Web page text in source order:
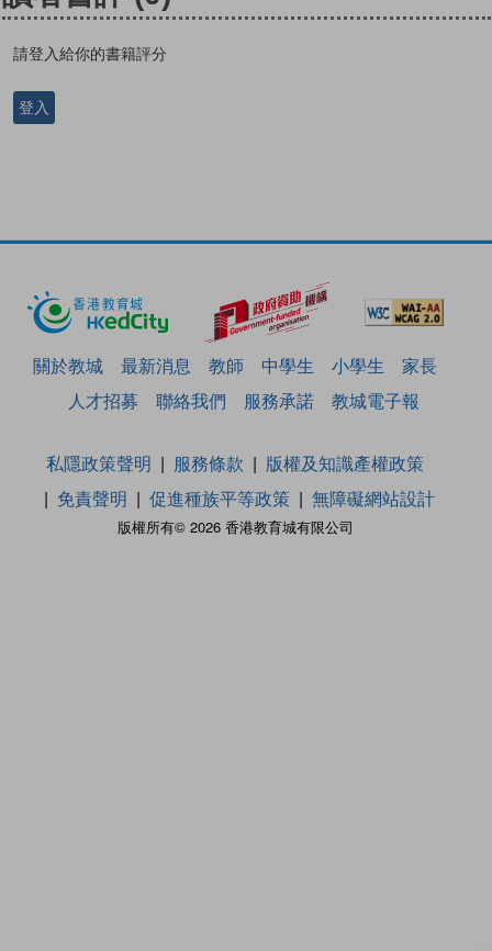
請登入給你的書籍評分
登入
關於教城 最新消息 教師 中學生 小學生
家長
人才招募
聯絡我們 服務承諾 教城電子報
版權所有© 2026 香港教育城有限公司
私隱政策聲明 服務條款
版權及知識產權政策
免責聲明
促進種族平等政策 無障礙網站設計